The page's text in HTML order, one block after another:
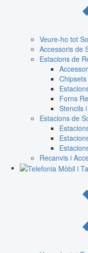
Veure-ho tot
Accessoris de
Estacions de
Forns
Stencils
Estacions de
Recanvis i